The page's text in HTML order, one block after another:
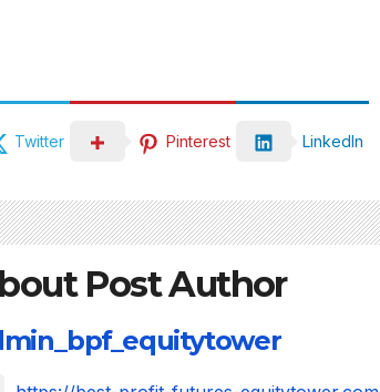
Twitter Pinterest LinkedIn
Post Author